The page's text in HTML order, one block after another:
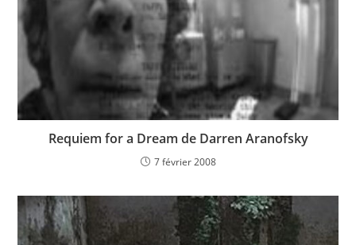
Requiem for a Dream de Darren Aranofsky
7 février 2008